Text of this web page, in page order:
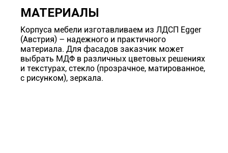
МАТЕРИАЛЫ
Корпуса мебели изготавливаем из ЛДСП Egger
(Австрия) – надежного и практичного
материала. Для фасадов заказчик может
выбрать МДФ в различных цветовых решениях
и текстурах, стекло (прозрачное, матированное,
с рисунком), зеркала.